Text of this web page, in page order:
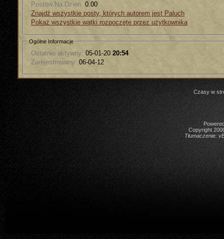
Postów Na Dzień: 0.00
Znajdź wszystkie posty, których autorem jest Paluch
Pokaż wszystkie wątki rozpoczęte przez użytkownika
Ogólne Informacje
Ostatnio aktywny: 05-01-20 20:54
Zarejestrowany: 06-04-12
Czasy w
Copyright
Tłumaczenie: